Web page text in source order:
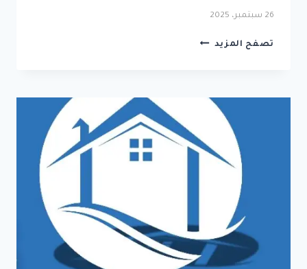
26 سبتمبر، 2025
تصفح المزيد دليل
وأنواع
الرياض
2026